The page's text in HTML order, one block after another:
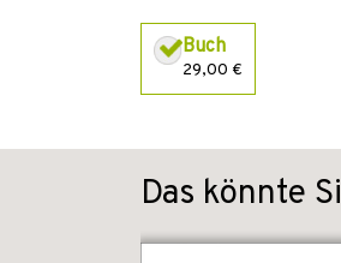
Buch
29,00 €
Das könnte